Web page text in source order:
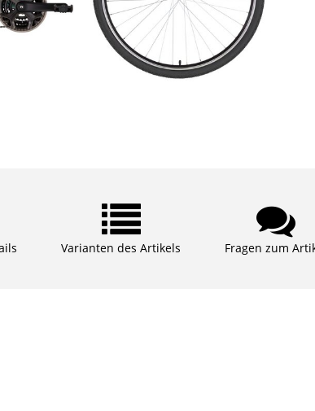
Varianten des Artikels Fragen zum